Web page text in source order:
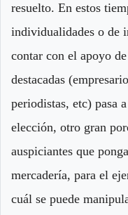
resuelto. En estos
individualidades o de
contar con el apoyo
destacadas
periodistas, etc) pasa
elección, otro gran
auspiciantes que
mercadería, para el
cuál se puede